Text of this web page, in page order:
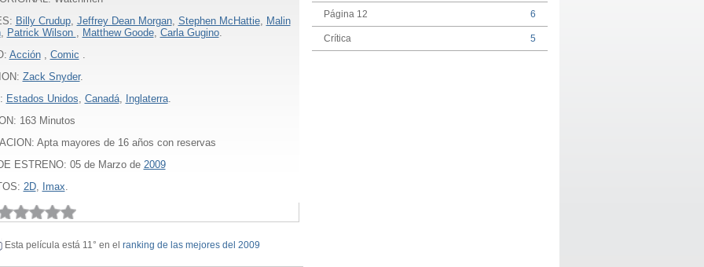
Billy Crudup, Jeffrey Dean Morgan, Stephen McHattie, Malin
, Patrick Wilson , Matthew Goode, Carla Gugino.
Acción, Comic .
Zack Snyder.
Estados Unidos, Canadá, Inglaterra.
163Minutos
Apta mayores de 16 años con reservas
ESTRENO: 05 de Marzo de 2009
2D, Imax.
Esta película está 11° en el ranking de las mejores del 2009
Página 12 6
Crítica 5